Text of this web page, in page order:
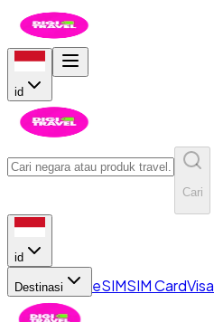
id
Cari
id
Destinasi eSIMSIM CardVisa